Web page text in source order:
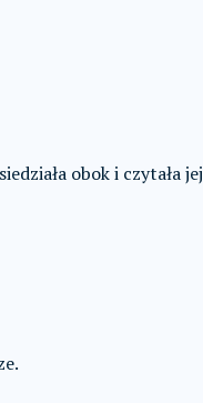
obok i czytała jej